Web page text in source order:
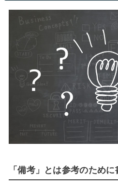
「備考」とは参考のため